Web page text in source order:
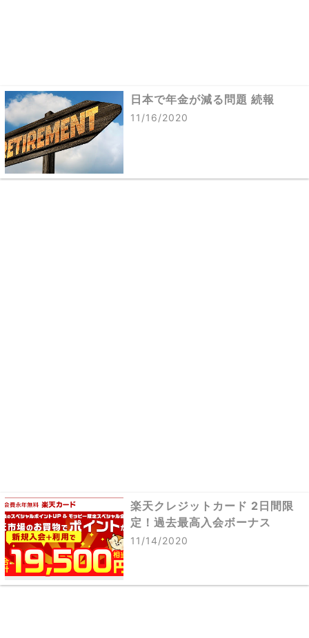
日本で年金が減る問題 続報
11/16/2020
楽天クレジットカード 2日間限
定！過去最高入会ボーナス
11/14/2020